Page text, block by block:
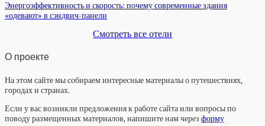
Энергоэффективность и скорость: почему современные здания
«одевают» в сэндвич-панели
Смотреть все отели
О проекте
На этом сайте мы собираем интересные материалы о путешествиях,
городах и странах.
Если у вас возникли предложения к работе сайта или вопросы по
поводу размещенных материалов, напишите нам через форму